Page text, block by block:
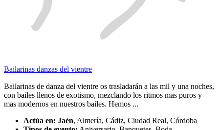
Bailarinas danzas del vientre
Bailarinas de danza del vientre os trasladarán a las mil y una noches,
con bailes llenos de exotismo, mezclando los ritmos mas puros y
mas modernos en nuestros bailes. Hemos ...
Actúa en: Jaén, Almería, Cádiz, Ciudad Real, Córdoba